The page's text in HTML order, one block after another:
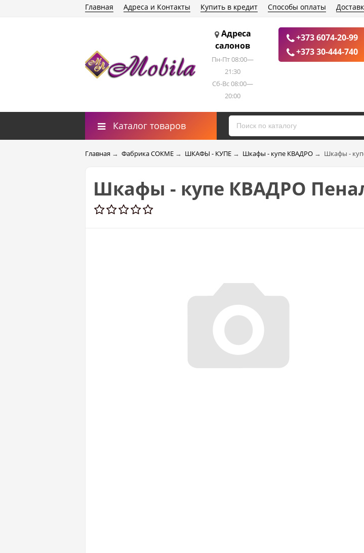
Главная Адреса и Контакты Купить в кредит Способы оплаты
Адреса
салонов
Пн-Пт 08:00—
21:30
Сб-Вс 08:00—
20:00
+373 6074-20-99
+373 30-444-740
Каталог товаров
Главная → Фабрика СОКМЕ → ШКАФЫ - КУПЕ → Шкафы - купе КВАДРО → Шкафы -
Шкафы - купе КВАДРО